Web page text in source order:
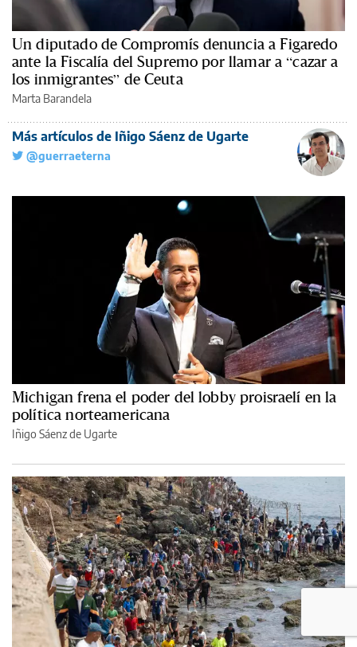
Un diputado de Compromís denuncia a Figaredo
ante la Fiscalía del Supremo por llamar a “cazar a
los inmigrantes” de Ceuta
Marta Barandela
Más artículos de Iñigo Sáenz de Ugarte
@guerraeterna
Michigan frena el poder del lobby proisraelí en la
política norteamericana
Iñigo Sáenz de Ugarte